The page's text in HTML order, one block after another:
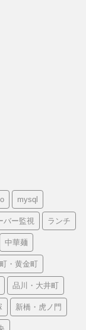
mysql
バー監視 ランチ
中華麺
・黄金町
品川・大井町
新橋・虎ノ門